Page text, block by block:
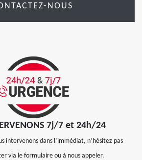
NOUS
7j/7 et 24h/24
intervenons dans l’immédiat, n’hésitez pas
via le formulaire ou à nous appeler.